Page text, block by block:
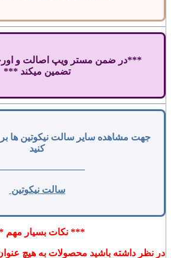
***در ضمن مستر ویپ اصالت و
تضمین میکند ***
جهت مشاهده سایر سالت نیکوتین ها
کنید
سالت نیکوتین
*** نکات بسیار مهم
در نظر داشته باشید محصولات به هیچ